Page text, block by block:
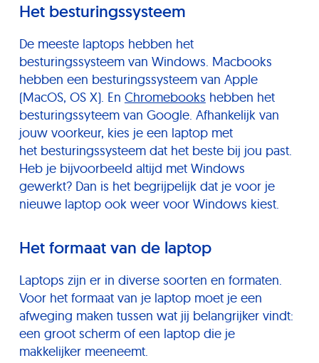
Het besturingssysteem
De meeste laptops hebben het
besturingssysteem van Windows. Macbooks
hebben een besturingssysteem van Apple
(MacOS, OS X). En Chromebooks hebben het
besturingssyteem van Google. Afhankelijk van
jouw voorkeur, kies je een laptop met
het besturingssysteem dat het beste bij jou past.
Heb je bijvoorbeeld altijd met Windows
gewerkt? Dan is het begrijpelijk dat je voor je
nieuwe laptop ook weer voor Windows kiest.
Het formaat van de laptop
Laptops zijn er in diverse soorten en formaten.
Voor het formaat van je laptop moet je een
afweging maken tussen wat jij belangrijker vindt:
een groot scherm of een laptop die je
makkelijker meeneemt.